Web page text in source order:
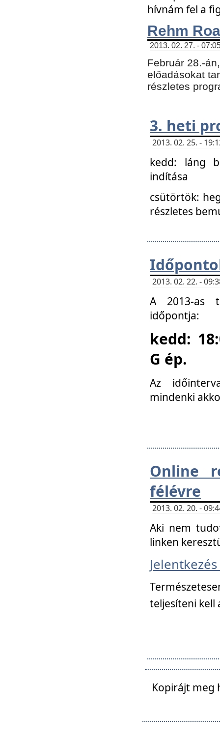
hívnám fel a
Rehm
2013. 02. 27. -
Február 28.-
előadásokat
részletes
3. heti
2013. 02. 25. -
kedd: láng
indítása
csütörtök:
részletes
2013. 02. 22. -
A 2013-as
időpontja:
kedd:
G ép.
Az
mindenki
Online
félévre
2013. 02. 20. -
Aki nem
linken
Jelentkezés
teljesíteni kell
Kopirájt meg